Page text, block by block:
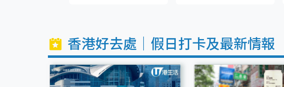
香港好去處｜假日打卡及最新情報